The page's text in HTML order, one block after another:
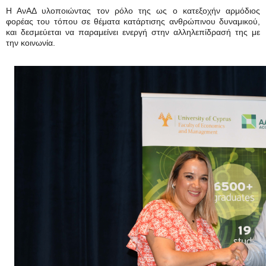
Η ΑνΑΔ υλοποιώντας τον ρόλο της ως ο κατεξοχήν αρμόδιος
φορέας του τόπου σε θέματα κατάρτισης ανθρώπινου δυναμικού,
και δεσμεύεται να παραμείνει ενεργή στην αλληλεπίδρασή της με
την κοινωνία.